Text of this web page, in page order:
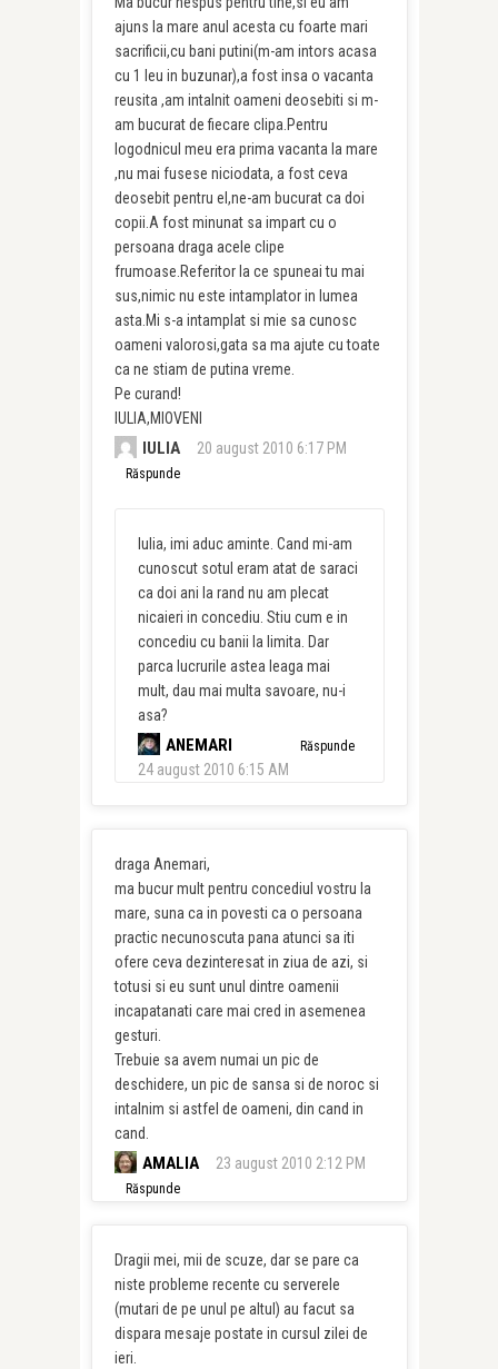
ajuns la mare anul acesta cu foarte mari
sacrificii,cu bani putini(m-am intors acasa
cu 1 leu in buzunar),a fost insa o vacanta
reusita ,am intalnit oameni deosebiti si m-
am bucurat de fiecare clipa.Pentru
logodnicul meu era prima vacanta la mare
,nu mai fusese niciodata, a fost ceva
deosebit pentru el,ne-am bucurat ca doi
copii.A fost minunat sa impart cu o
persoana draga acele clipe
frumoase.Referitor la ce spuneai tu mai
sus,nimic nu este intamplator in lumea
asta.Mi s-a intamplat si mie sa cunosc
oameni valorosi,gata sa ma ajute cu toate
ca ne stiam de putina vreme.
Pe curand!
IULIA,MIOVENI
IULIA 20 august 2010 6:17 PM
Răspunde
Iulia, imi aduc aminte. Cand mi-am
cunoscut sotul eram atat de saraci
ca doi ani la rand nu am plecat
nicaieri in concediu. Stiu cum e in
concediu cu banii la limita. Dar
parca lucrurile astea leaga mai
mult, dau mai multa savoare, nu-i
asa?
ANEMARI
24 august 2010 6:15 AM
Răspunde
draga Anemari,
ma bucur mult pentru concediul vostru la
mare, suna ca in povesti ca o persoana
practic necunoscuta pana atunci sa iti
ofere ceva dezinteresat in ziua de azi, si
totusi si eu sunt unul dintre oamenii
incapatanati care mai cred in asemenea
gesturi.
Trebuie sa avem numai un pic de
deschidere, un pic de sansa si de noroc si
intalnim si astfel de oameni, din cand in
cand.
AMALIA 23 august 2010 2:12 PM
Răspunde
Dragii mei, mii de scuze, dar se pare ca
niste probleme recente cu serverele
(mutari de pe unul pe altul) au facut sa
dispara mesaje postate in cursul zilei de
ieri.